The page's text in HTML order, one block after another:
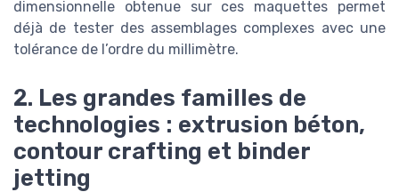
dimensionnelle obtenue sur ces maquettes permet
déjà de tester des assemblages complexes avec une
tolérance de l’ordre du millimètre.
2. Les grandes familles de
technologies : extrusion béton,
contour crafting et binder
jetting